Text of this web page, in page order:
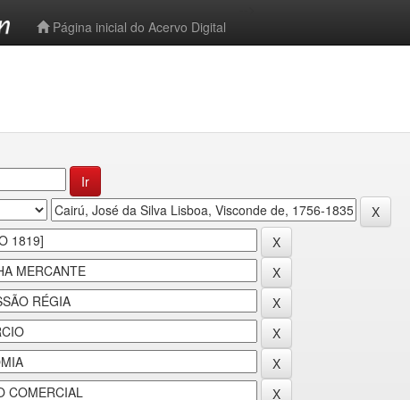
Página inicial do Acervo Digital